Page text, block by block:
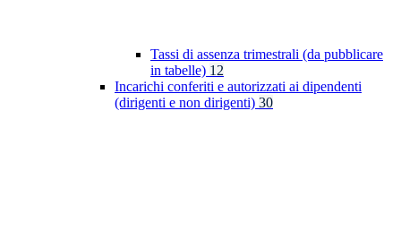
Tassi di assenza trimestrali (da pubblicare
in tabelle) 12
Incarichi conferiti e autorizzati ai dipendenti
(dirigenti e non dirigenti) 30